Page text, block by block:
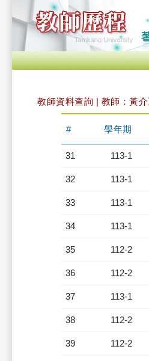
教師資料查詢 | 教師：黃介
# 學年期
31 113-1
32 113-1
33 113-1
34 113-1
35 112-2
36 112-2
37 113-1
38 112-2
39 112-2